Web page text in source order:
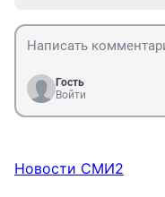
Гость
Войти
Новости СМИ2